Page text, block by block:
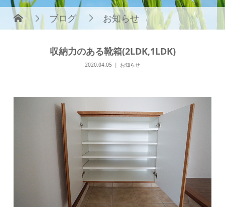
ブログ お知らせ
収納力のある靴箱(2LDK,1LDK)
2020.04.05 お知らせ